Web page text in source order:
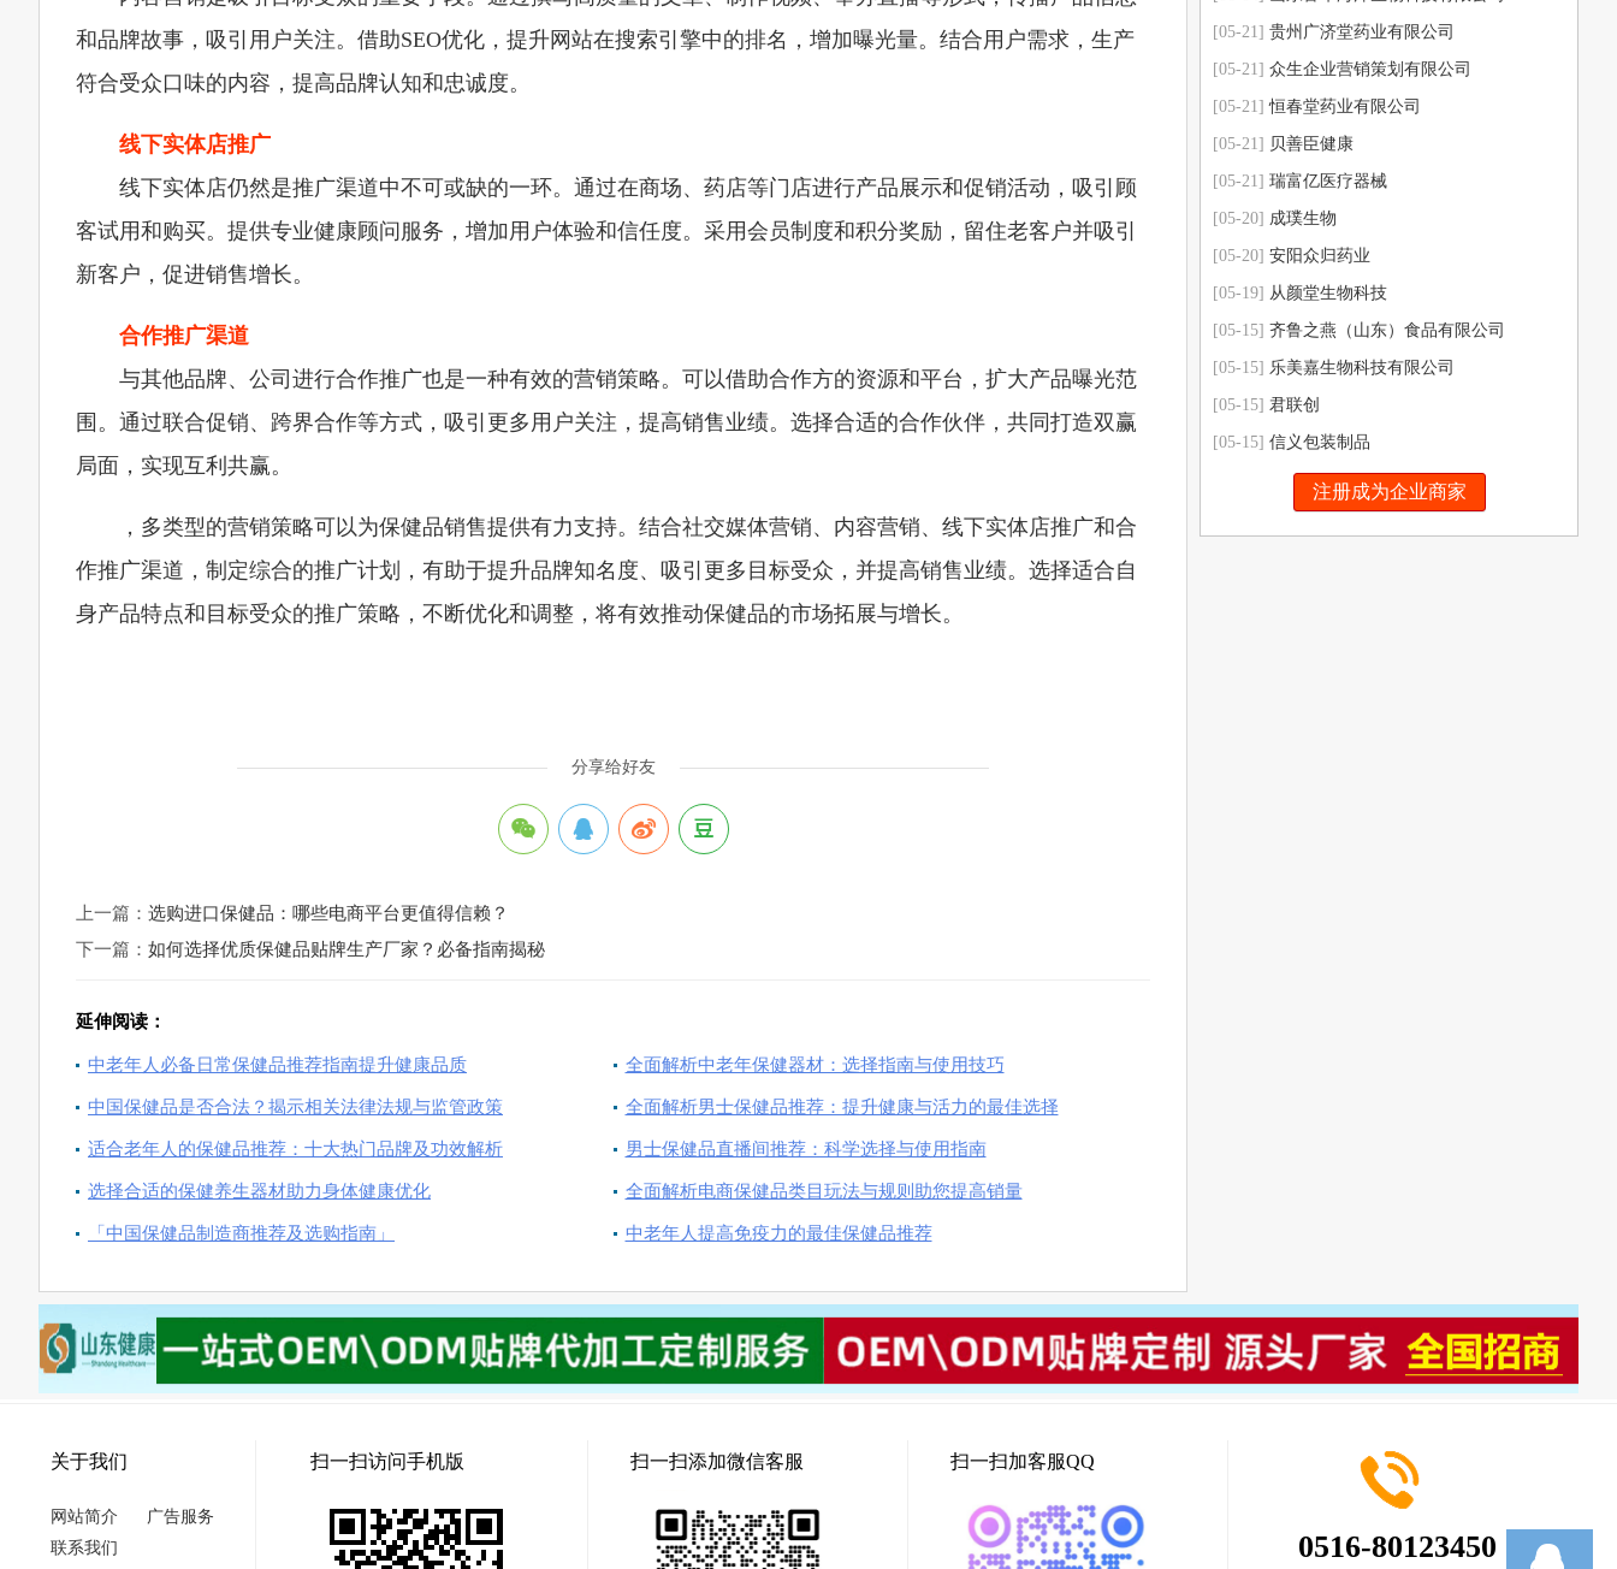
和品牌故事，吸引用户关注。借助SEO优化，提升网站在搜索引擎中的排名，增加曝光量。结合用户需求，生产
符合受众口味的内容，提高品牌认知和忠诚度。
线下实体店推广
线下实体店仍然是推广渠道中不可或缺的一环。通过在商场、药店等门店进行产品展示和促销活动，吸引顾
客试用和购买。提供专业健康顾问服务，增加用户体验和信任度。采用会员制度和积分奖励，留住老客户并吸引
新客户，促进销售增长。
合作推广渠道
与其他品牌、公司进行合作推广也是一种有效的营销策略。可以借助合作方的资源和平台，扩大产品曝光范
围。通过联合促销、跨界合作等方式，吸引更多用户关注，提高销售业绩。选择合适的合作伙伴，共同打造双赢
局面，实现互利共赢。
，多类型的营销策略可以为保健品销售提供有力支持。结合社交媒体营销、内容营销、线下实体店推广和合
作推广渠道，制定综合的推广计划，有助于提升品牌知名度、吸引更多目标受众，并提高销售业绩。选择适合自
身产品特点和目标受众的推广策略，不断优化和调整，将有效推动保健品的市场拓展与增长。
分享给好友
上一篇： 选购进口保健品：哪些电商平台更值得信赖？
下一篇： 如何选择优质保健品贴牌生产厂家？必备指南揭秘
延伸阅读：
中老年人必备日常保健品推荐指南提升健康品质 全面解析中老年保健器材：选择指南与使用技巧
中国保健品是否合法？揭示相关法律法规与监管政策 全面解析男士保健品推荐：提升健康与活力的最佳选择
适合老年人的保健品推荐：十大热门品牌及功效解析 男士保健品直播间推荐：科学选择与使用指南
选择合适的保健养生器材助力身体健康优化 全面解析电商保健品类目玩法与规则助您提高销量
「中国保健品制造商推荐及选购指南」 中老年人提高免疫力的最佳保健品推荐
[05-21] 贵州广济堂药业有限公司
[05-21] 众生企业营销策划有限公司
[05-21] 恒春堂药业有限公司
[05-21] 贝善臣健康
[05-21] 瑞富亿医疗器械
[05-20] 成璞生物
[05-20] 安阳众归药业
[05-19] 从颜堂生物科技
[05-15] 齐鲁之燕（山东）食品有限公司
[05-15] 乐美嘉生物科技有限公司
[05-15] 君联创
[05-15] 信义包装制品
注册成为企业商家
关于我们
网站简介
广告服务
联系我们
扫一扫访问手机版 扫一扫添加微信客服 扫一扫加客服QQ
0516-80123450